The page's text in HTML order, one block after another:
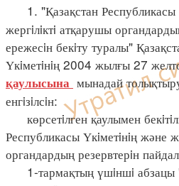
1. "Қазақстан
жергiлiктi атқарушы
ережесiн бекiту туралы"
Үкiметiнiң 2004 жылғы 27
қаулысына мынадай
енгiзiлсiн:
көрсетiлген қаулымен
Республикасы Үкiметiнiң және
органдардың резервтерiн
1-тармақтың үшiншi абзацы